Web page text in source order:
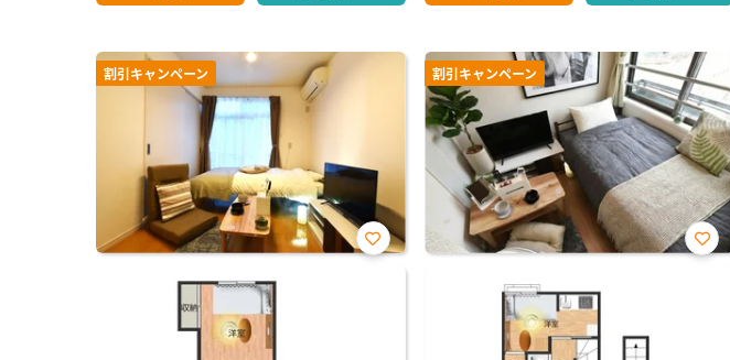
割引キャンペーン
お気
割引キャンペーン
お気